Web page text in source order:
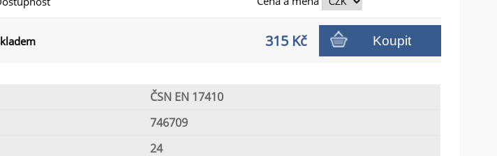
315 Kč Koupit
ČSN EN 17410
746709
24